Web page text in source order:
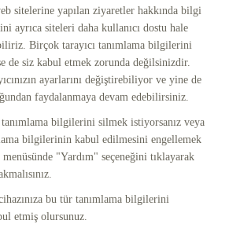
sitelerine yapılan ziyaretler hakkında bilgi
ayrıca siteleri daha kullanıcı dostu hale
Birçok tarayıcı tanımlama bilgilerini
de siz kabul etmek zorunda değilsinizdir.
ayarlarını değiştirebiliyor ve yine de
faydalanmaya devam edebilirsiniz.
tanımlama bilgilerini silmek istiyorsanız veya
bilgilerinin kabul edilmesini engellemek
menüsünde "Yardım" seçeneğini tıklayarak
bu tür tanımlama bilgilerini
etmiş olursunuz.